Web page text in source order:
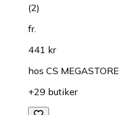
(2)
fr.
441 kr
hos CS MEGASTORE
+29 butiker